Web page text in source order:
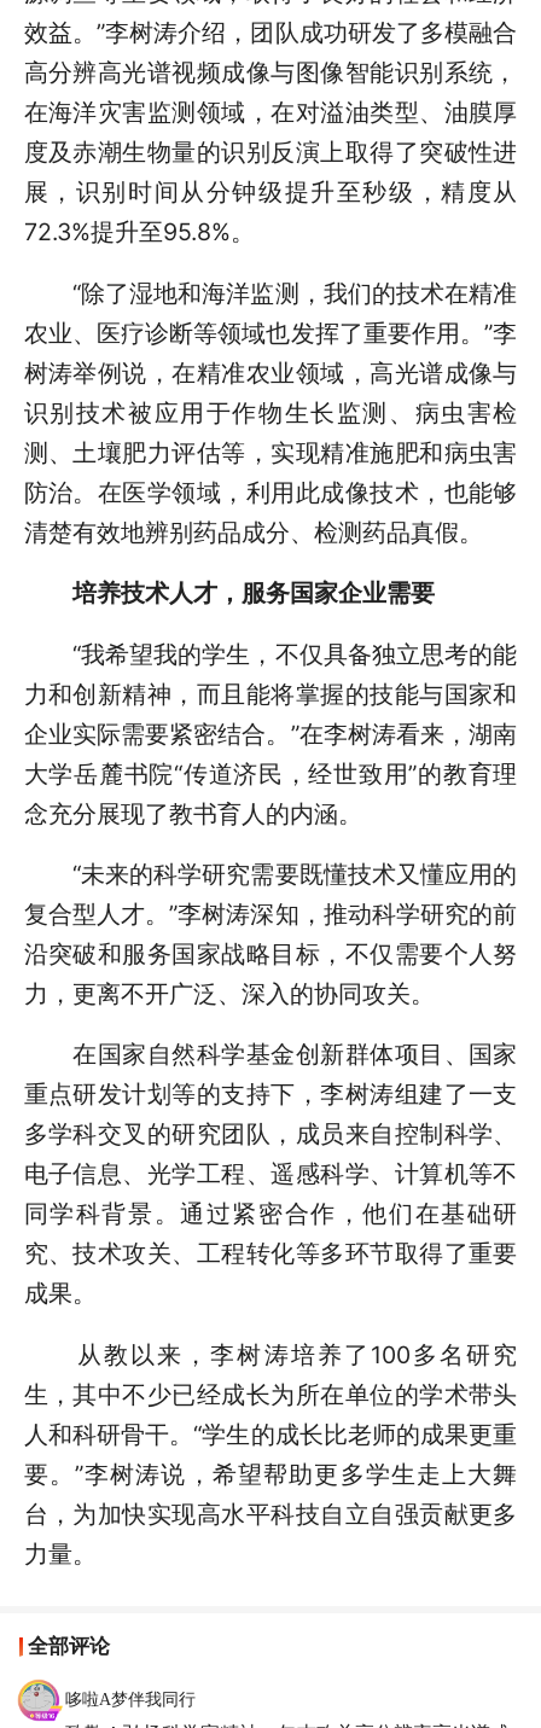
效益。”李树涛介绍，团队成功研发了多模融合
高分辨高光谱视频成像与图像智能识别系统，
在海洋灾害监测领域，在对溢油类型、油膜厚
度及赤潮生物量的识别反演上取得了突破性进
展，识别时间从分钟级提升至秒级，精度从
72.3%提升至95.8%。
“除了湿地和海洋监测，我们的技术在精准
农业、医疗诊断等领域也发挥了重要作用。”李
树涛举例说，在精准农业领域，高光谱成像与
识别技术被应用于作物生长监测、病虫害检
测、土壤肥力评估等，实现精准施肥和病虫害
防治。在医学领域，利用此成像技术，也能够
清楚有效地辨别药品成分、检测药品真假。
培养技术人才，服务国家企业需要
“我希望我的学生，不仅具备独立思考的能
力和创新精神，而且能将掌握的技能与国家和
企业实际需要紧密结合。”在李树涛看来，湖南
大学岳麓书院“传道济民，经世致用”的教育理
念充分展现了教书育人的内涵。
“未来的科学研究需要既懂技术又懂应用的
复合型人才。”李树涛深知，推动科学研究的前
沿突破和服务国家战略目标，不仅需要个人努
力，更离不开广泛、深入的协同攻关。
在国家自然科学基金创新群体项目、国家
重点研发计划等的支持下，李树涛组建了一支
多学科交叉的研究团队，成员来自控制科学、
电子信息、光学工程、遥感科学、计算机等不
同学科背景。通过紧密合作，他们在基础研
究、技术攻关、工程转化等多环节取得了重要
成果。
从教以来，李树涛培养了100多名研究
生，其中不少已经成长为所在单位的学术带头
人和科研骨干。“学生的成长比老师的成果更重
要。”李树涛说，希望帮助更多学生走上大舞
台，为加快实现高水平科技自立自强贡献更多
力量。
全部评论
哆啦A梦伴我同行